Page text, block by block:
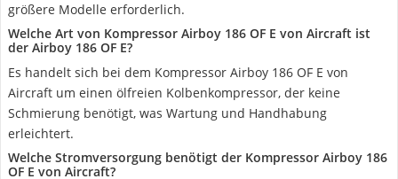
größere Modelle erforderlich.
Welche Art von Kompressor Airboy 186 OF E von Aircraft ist
der Airboy 186 OF E?
Es handelt sich bei dem Kompressor Airboy 186 OF E von
Aircraft um einen ölfreien Kolbenkompressor, der keine
Schmierung benötigt, was Wartung und Handhabung
erleichtert.
Welche Stromversorgung benötigt der Kompressor Airboy 186
OF E von Aircraft?